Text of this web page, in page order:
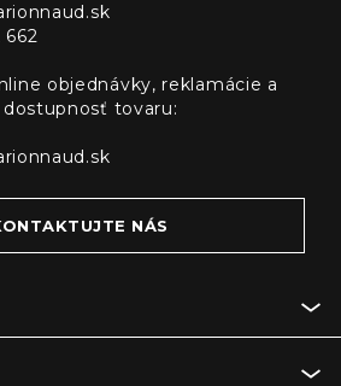
662
objednávky, reklamácie a
tovaru:
NÁS